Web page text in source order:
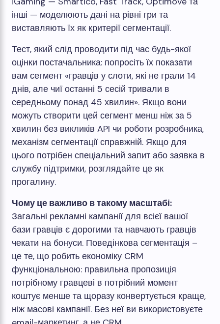
інші — моделюють дані на рівні гри та
виставляють їх як критерії сегментації.
Тест, який слід проводити під час будь-якої
оцінки постачальника: попросіть їх показати
вам сегмент «гравців у слоти, які не грали 14
днів, але чиї останні 5 сесій тривали в
середньому понад 45 хвилин». Якщо вони
можуть створити цей сегмент менш ніж за 5
хвилин без викликів API чи роботи розробника,
механізм сегментації справжній. Якщо для
цього потрібен спеціальний запит або заявка в
службу підтримки, розглядайте це як
прогалину.
Чому це важливо в такому масштабі:
Загальні рекламні кампанії для всієї вашої
бази гравців є дорогими та навчають гравців
чекати на бонуси. Поведінкова сегментація –
це те, що робить економіку CRM
функціональною: правильна пропозиція
потрібному гравцеві в потрібний момент
коштує менше та щоразу конвертується краще,
ніж масові кампанії. Без неї ви використовуєте